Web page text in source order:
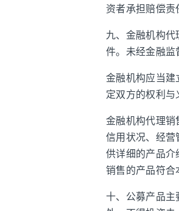
资者承担赔偿责
九、金融机构代
件。未经金融监
金融机构应当建
定双方的权利与
金融机构代理销
信用状况、经营
供详细的产品介
销售的产品符合
十、公募产品主